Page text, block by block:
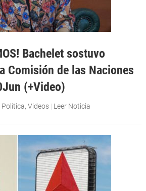
Bachelet sostuvo
Comisión de las Naciones
(+Video)
Política, Videos | Leer Noticia